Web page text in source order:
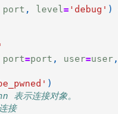
port , level= 'debug' )
port=port , user=user ,
)
表示连接对象。
接